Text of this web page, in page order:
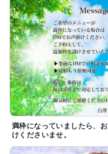
満枠になっていましたら、
けくださいませ。